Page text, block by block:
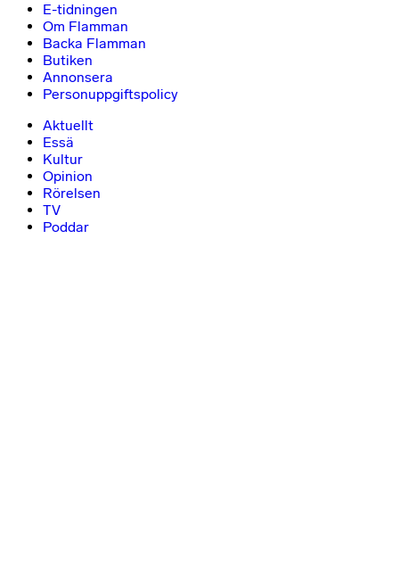
E-tidningen
Om Flamman
Backa Flamman
Butiken
Annonsera
Personuppgiftspolicy
Aktuellt
Essä
Kultur
Opinion
Rörelsen
TV
Poddar